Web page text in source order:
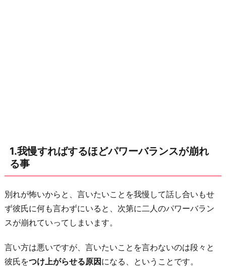
崩
れ
る
事
2.
言
方
に
1.我慢すればするほどパワーバランスが崩れ
る事
別れが怖いからと、言いたいことを我慢して話し合いもせ
ず彼氏に何も言わずにいると、次第に二人のパワーバラン
スが崩れていってしまいます。
言い方は悪いですが、言いたいことを言わないのは段々と
彼氏をつけ上がらせる原因になる、ということです。